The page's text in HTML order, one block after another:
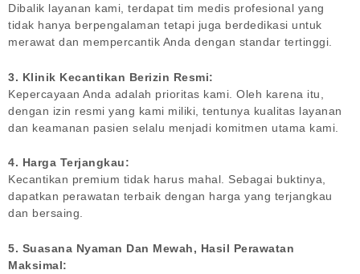
Dibalik layanan kami, terdapat tim medis profesional yang
tidak hanya berpengalaman tetapi juga berdedikasi untuk
merawat dan mempercantik Anda dengan standar tertinggi.
3. Klinik Kecantikan Berizin Resmi:
Kepercayaan Anda adalah prioritas kami. Oleh karena itu,
dengan izin resmi yang kami miliki, tentunya kualitas layanan
dan keamanan pasien selalu menjadi komitmen utama kami.
4. Harga Terjangkau:
Kecantikan premium tidak harus mahal. Sebagai buktinya,
dapatkan perawatan terbaik dengan harga yang terjangkau
dan bersaing.
5. Suasana Nyaman Dan Mewah, Hasil Perawatan
Maksimal: